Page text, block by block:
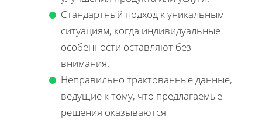
Стандартный подход к уникальным
ситуациям, когда индивидуальные
особенности оставляют без
внимания.
Неправильно трактованные данные,
ведущие к тому, что предлагаемые
решения оказываются